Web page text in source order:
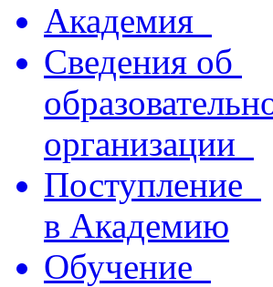
Академия
Сведения об
организации
Поступление
в Академию
Обучение